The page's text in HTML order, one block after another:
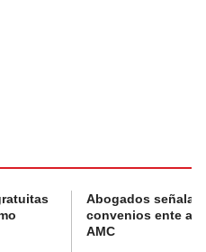
Abogados
convenios ente
AMC